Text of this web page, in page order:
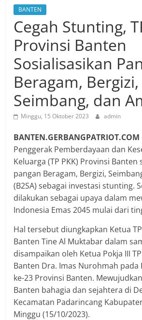
BANTEN
Cegah Stunting,
Provinsi Banten
Sosialisasikan
Beragam, Bergizi,
Seimbang, dan
Minggu, 15 Oktober 2023 admin
BANTEN.GERBANGPATRIOT.COM
Penggerak Pemberdayaan dan
Keluarga (TP PKK) Provinsi Banten
pangan Beragam, Bergizi,
(B2SA) sebagai investasi stunting.
dilakukan sebagai upaya dalam
Indonesia Emas 2045 mulai dari
Hal tersebut diungkapkan Ketua
Banten Tine Al Muktabar dalam
disampaikan oleh Ketua Pokja III
Banten Dra. Imas Nurohmah pada
ke-23 Provinsi Banten.
Banten bahagia dan sejahtera di
Kecamatan Padarincang
Minggu (15/10/2023).